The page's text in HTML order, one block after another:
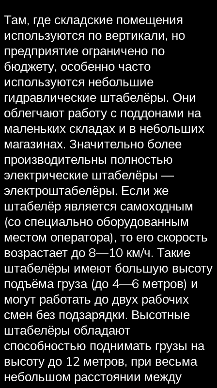
Там, где складские помещения
используются по вертикали, но
предприятие ограничено по
бюджету, особенно часто
используются небольшие
гидравлические штабелёры. Они
облегчают работу с поддонами на
маленьких складах и в небольших
магазинах. Значительно более
производительны полностью
электрические штабелёры —
электроштабелёры. Если же
штабелёр является самоходным
(со специально оборудованным
местом оператора), то его скорость
возрастает до 8—10 км/ч. Такие
штабелёры имеют большую высоту
подъёма груза (до 4—6 метров) и
могут работать до двух рабочих
смен без подзарядки. Высотные
штабелёры обладают
способностью поднимать грузы на
высоту до 12 метров, при весьма
небольшом расстоянии между